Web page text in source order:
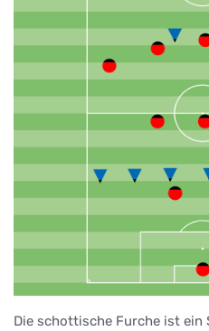
Die schottische Furche ist ein